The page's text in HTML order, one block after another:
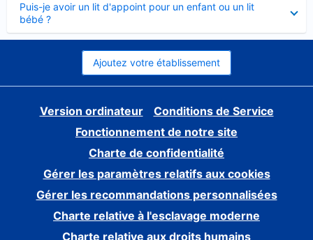
Puis-je avoir un lit d'appoint pour un enfant ou un lit
bébé ?
fermé
Ajoutez votre établissement
Version ordinateur
Conditions de Service
Fonctionnement de notre site
Charte de confidentialité
Gérer les paramètres relatifs aux cookies
Gérer les recommandations personnalisées
Charte relative à l'esclavage moderne
Charte relative aux droits humains